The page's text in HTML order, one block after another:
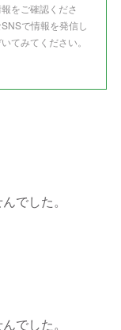
をご確認くださ
で情報を発信し
てみてください。
でした。
でした。